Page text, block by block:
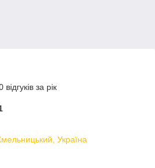
за рік
Україна